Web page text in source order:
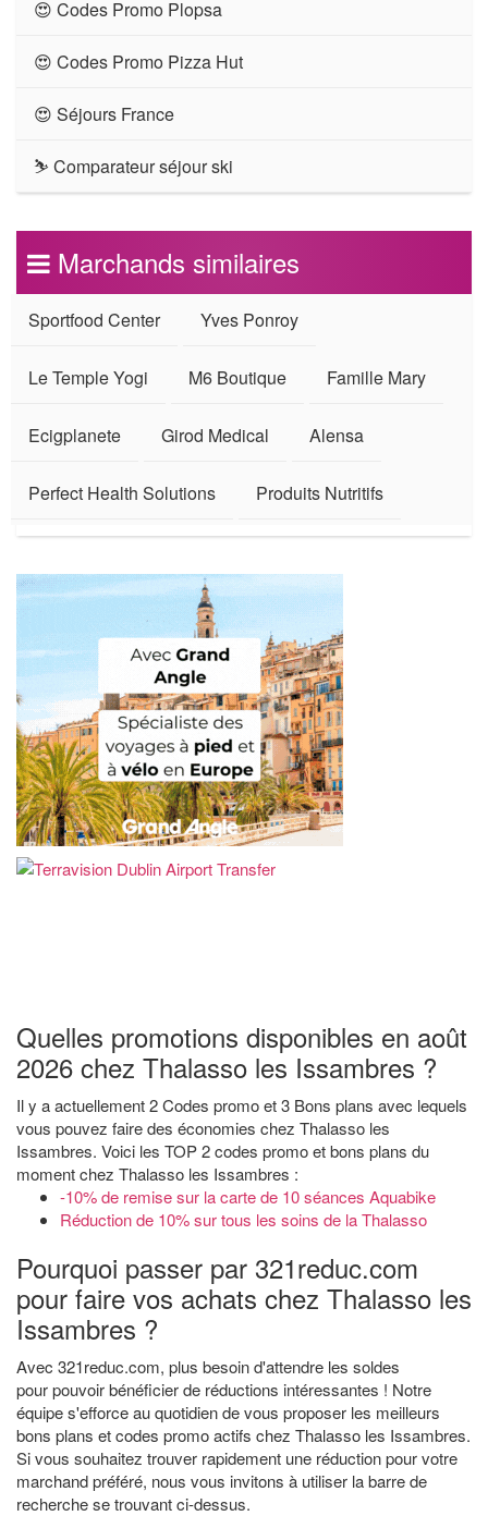
😍 Codes Promo Plopsa
😍 Codes Promo Pizza Hut
😍 Séjours France
⛷ Comparateur séjour ski
Marchands similaires
Sportfood Center Yves Ponroy
Le Temple Yogi M6 Boutique Famille Mary
Ecigplanete Girod Medical Alensa
Perfect Health Solutions Produits Nutritifs
Quelles promotions disponibles en août
2026 chez Thalasso les Issambres ?
Il y a actuellement 2 Codes promo et 3 Bons plans avec lequels
vous pouvez faire des économies chez Thalasso les
Issambres. Voici les TOP 2 codes promo et bons plans du
moment chez Thalasso les Issambres :
-10% de remise sur la carte de 10 séances Aquabike
Réduction de 10% sur tous les soins de la Thalasso
Pourquoi passer par 321reduc.com
pour faire vos achats chez Thalasso les
Issambres ?
Avec 321reduc.com, plus besoin d'attendre les soldes
pour pouvoir bénéficier de réductions intéressantes ! Notre
équipe s'efforce au quotidien de vous proposer les meilleurs
bons plans et codes promo actifs chez Thalasso les Issambres.
Si vous souhaitez trouver rapidement une réduction pour votre
marchand préféré, nous vous invitons à utiliser la barre de
recherche se trouvant ci-dessus.